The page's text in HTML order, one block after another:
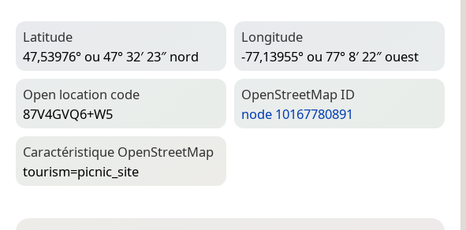
Latitude
47,53976° ou 47° 32′ 23″ nord
Longitude
-77,13955° ou 77° 8′ 22″ ouest
Open location code
87V4GVQ6+W5
Open­Street­Map ID
node 10167780891
Caractéristique Open­Street­Map
tourism=­picnic_site